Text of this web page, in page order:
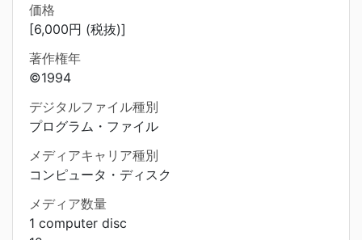
価格
[6,000円 (税抜)]
著作権年
©1994
デジタルファイル種別
プログラム・ファイル
メディアキャリア種別
コンピュータ・ディスク
メディア数量
1 computer disc